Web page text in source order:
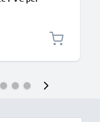
Sony